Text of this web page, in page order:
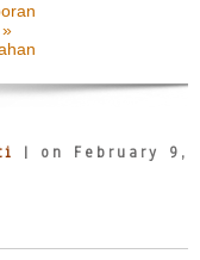
| on February 9,